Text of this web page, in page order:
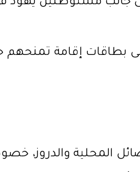
بطاقات إقامة تمنحهم
المحلية والدروز،